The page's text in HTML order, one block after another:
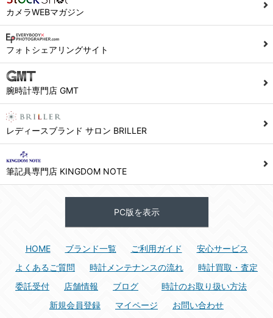
カメラWEBマガジン
フォトシェアリングサイト
腕時計専門店 GMT
レディースブランド サロン BRILLER
筆記具専門店 KINGDOM NOTE
PC版を表示
HOME ブランド一覧 ご利用ガイド
安心サービス
よくあるご質問
時計メンテナンスの流れ
時計買取・査定
委託受付
店舗情報 ブログ
時計のお取り扱い方法
新規会員登録
マイページ お問い合わせ